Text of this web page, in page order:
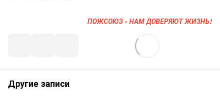
ПОЖСОЮЗ - НАМ ДОВЕРЯЮТ ЖИЗНЬ!
Другие записи